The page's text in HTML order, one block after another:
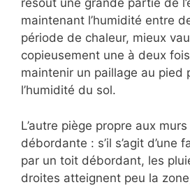
résout une grande partie de
maintenant l’humidité entre
période de chaleur, mieux
copieusement une à deux
maintenir un paillage au pied
l’humidité du sol.
L’autre piège propre aux
débordante : s’il s’agit d’une
par un toit débordant, les
droites atteignent peu la